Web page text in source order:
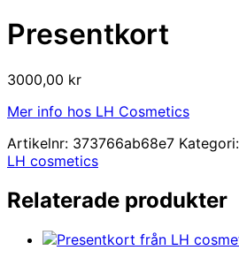
Presentkort
3000,00 kr
Mer info hos LH Cosmetics
Artikelnr: 373766ab68e7 Kategori:
LH cosmetics
Relaterade produkter